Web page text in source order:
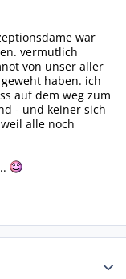
war
vermutlich
von unser aller
haben. ich
auf dem weg zum
- und keiner sich
alle noch